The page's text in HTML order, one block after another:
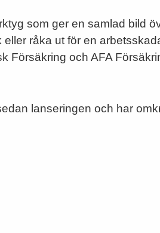
som ger en samlad bild
råka ut för en
Försäkring och AFA
lanseringen och har